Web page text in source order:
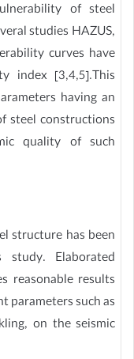
of steel
studies HAZUS,
curves have
index [3,4,5].This
having an
steel constructions
quality of such
structure has been
Elaborated
reasonable results
parameters such as
on the seismic